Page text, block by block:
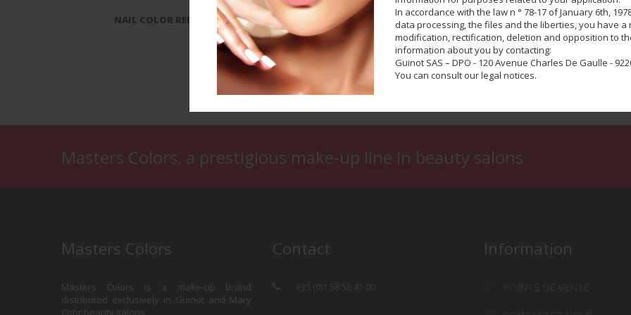
In accordance with the law n ° 78-17 of January 6th,
data processing, the files and the liberties, you have a
modification, rectification, deletion and opposition to
information about you by contacting:
Guinot SAS – DPO - 120 Avenue Charles De Gaulle -
You can consult our legal notices.
NAIL COLOR REMOVER TOP COAT MASTERS NAILS GOLDEN FALL
Masters Colors, a prestigious make-up line in beauty salons
Masters Colors
Masters Colors is a make-up brand
distributed exclusively in Guinot and Mary
Cohr beauty salons.
Contact Information